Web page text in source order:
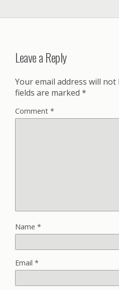
Leave a Reply
Your email address will not
fields are marked *
Comment *
Name *
Email *